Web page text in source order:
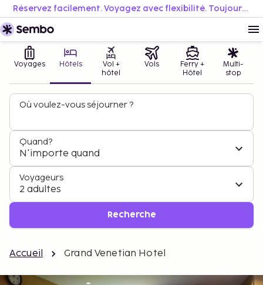
Réservez facilement. Voyagez avec flexibilité. Toujours au meilleur prix.
Voyages Hôtels
Vol +
hôtel
Vols
Ferry +
Hôtel
Multi-
stop
Où voulez-vous séjourner ?
Quand?
N'importe quand
Voyageurs
2 adultes
Recherche
Accueil Grand Venetian Hotel